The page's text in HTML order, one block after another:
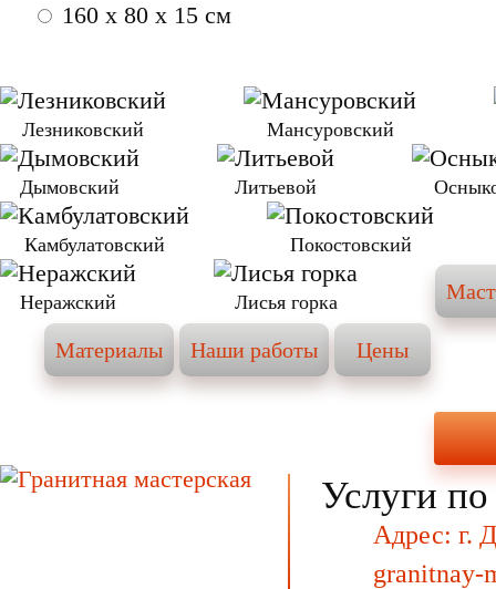
160 x 80 x 15 см
Лезниковский Мансуровский
Дымовский Литьевой
Камбулатовский Покостовский
Неражский Лисья горка
Материалы Наши работы Цены
Услуги по
Адрес: г.
granitnay-